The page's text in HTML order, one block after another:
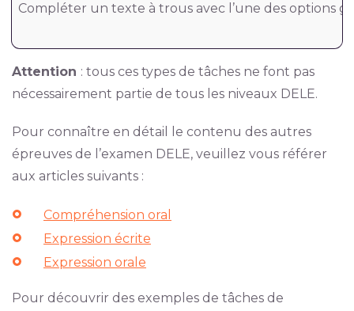
Compléter un texte à trous avec l’une des options
Attention : tous ces types de tâches ne font pas
nécessairement partie de tous les niveaux DELE.
Pour connaître en détail le contenu des autres
épreuves de l’examen DELE, veuillez vous référer
aux articles suivants :
Compréhension oral
Expression écrite
Expression orale
Pour découvrir des exemples de tâches de